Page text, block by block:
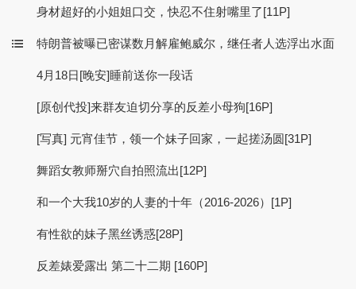
身材超好的小姐姐口交，快忍不住射嘴里了[11P]
特朗普被曝已密谋数月解雇鲍威尔，继任者人选浮出水面
4月18日[晚安]睡前送你一段话
[原创代投]来群友迫切分享的反差小母狗[16P]
[写真] 元宵佳节，领一个妹子回家，一起搓汤圆[31P]
舞蹈女教师掰穴自拍照流出[12P]
和一个大我10岁的人妻的十年（2016-2026）[1P]
有性欲的妹子黑丝诱惑[28P]
反差婊爱露出 第二十二期 [160P]